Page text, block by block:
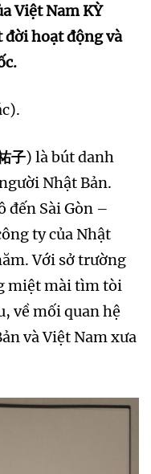
Việt Nam KỲ
đời hoạt động và
子) là bút danh
Nhật Bản.
đến Sài Gòn –
ty của Nhật
Với sở trường
miệt mài tìm tòi
về mối quan hệ
và Việt Nam xưa